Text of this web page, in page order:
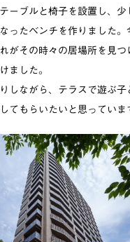
ーブルと椅子を設置し、少
ったベンチを作りました。
がその時々の居場所を見つ
ました。
しながら、テラスで遊ぶ子
てもらいたいと思っていま